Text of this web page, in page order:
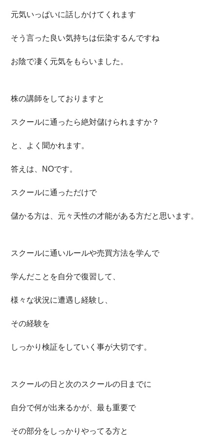
元気いっぱいに話しかけてくれます
そう言った良い気持ちは伝染するんですね
お陰で凄く元気をもらいました。
株の講師をしておりますと
スクールに通ったら絶対儲けられますか？
と、よく聞かれます。
答えは、NOです。
スクールに通っただけで
儲かる方は、元々天性の才能がある方だと思います。
スクールに通いルールや売買方法を学んで
学んだことを自分で復習して、
様々な状況に遭遇し経験し、
その経験を
しっかり検証をしていく事が大切です。
スクールの日と次のスクールの日までに
自分で何が出来るかが、最も重要で
その部分をしっかりやってる方と